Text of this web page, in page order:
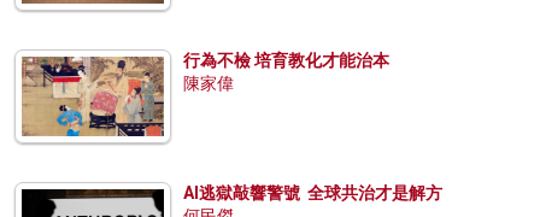
行為不檢 培育教化才能治本
陳家偉
AI逃獄敲響警號 全球共治才是解方